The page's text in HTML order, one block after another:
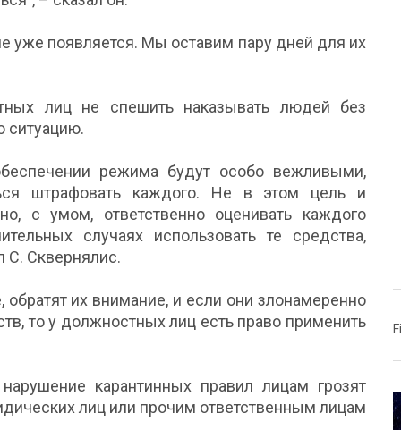
уже появляется. Мы оставим пару дней для их
лиц не спешить наказывать людей без
ситуацию.
режима будут особо вежливыми,
штрафовать каждого. Не в этом цель и
с умом, ответственно оценивать каждого
случаях использовать те средства,
С. Сквернялис.
их внимание, и если они злонамеренно
то у должностных лиц есть право применить
карантинных правил лицам грозят
лиц или прочим ответственным лицам